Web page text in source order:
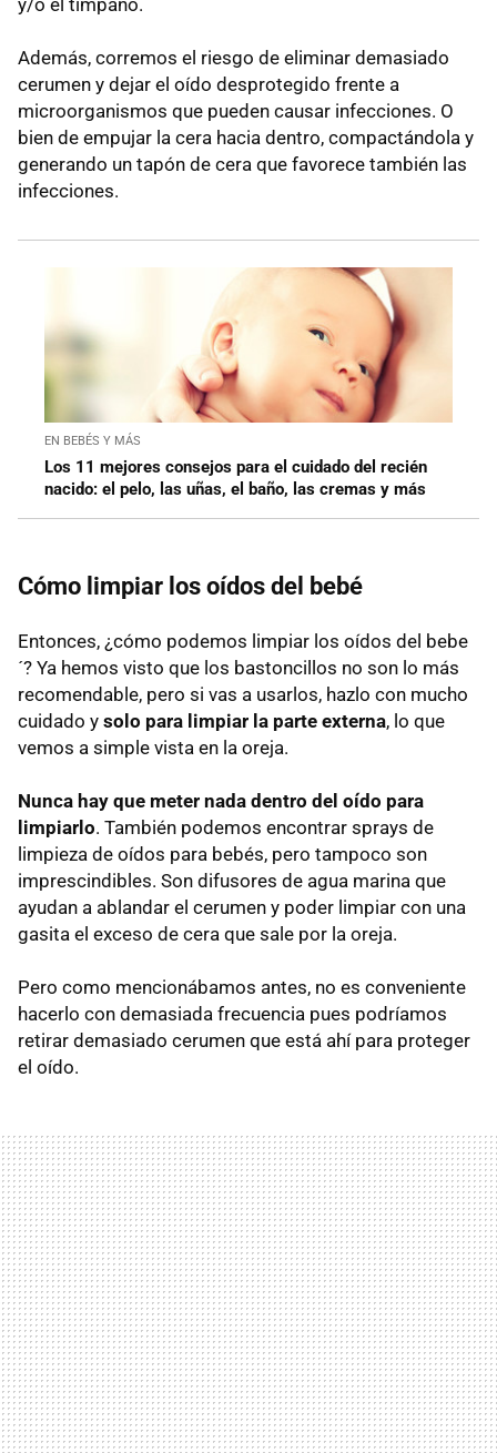
Además, corremos el riesgo de eliminar demasiado
cerumen y dejar el oído desprotegido frente a
microorganismos que pueden causar infecciones. O
bien de empujar la cera hacia dentro, compactándola y
generando un tapón de cera que favorece también las
infecciones.
EN BEBÉS Y MÁS
Los 11 mejores consejos para el cuidado del recién
nacido: el pelo, las uñas, el baño, las cremas y más
Cómo limpiar los oídos del bebé
Entonces, ¿cómo podemos limpiar los oídos del bebe
´? Ya hemos visto que los bastoncillos no son lo más
recomendable, pero si vas a usarlos, hazlo con mucho
cuidado y solo para limpiar la parte externa, lo que
vemos a simple vista en la oreja.
Nunca hay que meter nada dentro del oído para
limpiarlo. También podemos encontrar sprays de
limpieza de oídos para bebés, pero tampoco son
imprescindibles. Son difusores de agua marina que
ayudan a ablandar el cerumen y poder limpiar con una
gasita el exceso de cera que sale por la oreja.
Pero como mencionábamos antes, no es conveniente
hacerlo con demasiada frecuencia pues podríamos
retirar demasiado cerumen que está ahí para proteger
el oído.